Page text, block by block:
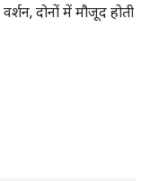
दोनों में मौजूद होती